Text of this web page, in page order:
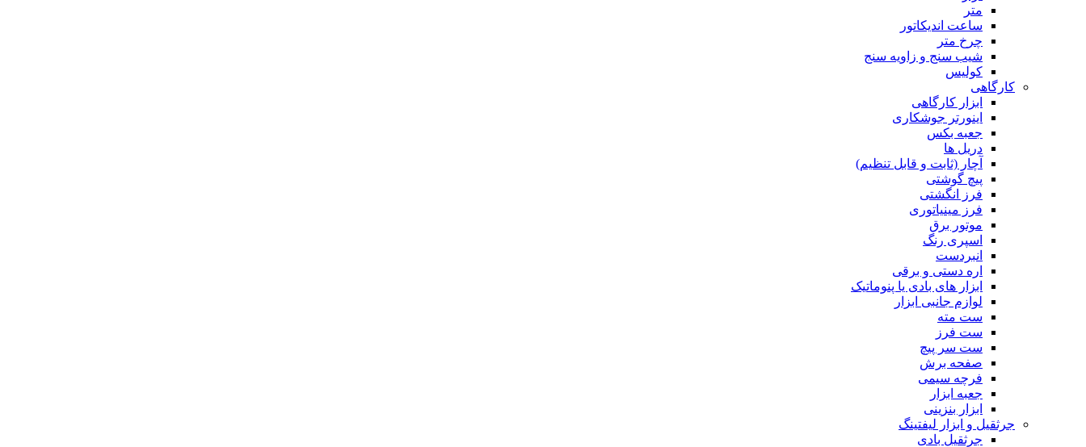
متر
ساعت اندیکاتور
چرخ متر
شیب سنج و زاویه سنج
کولیس
کارگاهی
ابزار کارگاهی
اینورتر جوشکاری
جعبه بکس
دریل ها
آچار (ثابت و قابل تنظیم)
پیچ گوشتی
فرز انگشتی
فرز مینیاتوری
موتور برق
اسپری رنگ
انبردست
اره دستی و برقی
ابزار های بادی یا پنوماتیک
لوازم جانبی ابزار
ست مته
ست فرز
ست سر پیچ
صفحه برش
فرچه سیمی
جعبه ابزار
ابزار بنزینی
جرثقیل و ابزار لیفتینگ
جرثقیل بادی